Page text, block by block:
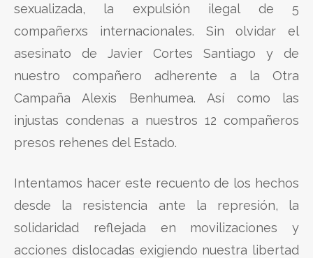
sexualizada, la expulsión ilegal de 5
compañerxs internacionales. Sin olvidar el
asesinato de Javier Cortes Santiago y de
nuestro compañero adherente a la Otra
Campaña Alexis Benhumea. Así como las
injustas condenas a nuestros 12 compañeros
presos rehenes del Estado.
Intentamos hacer este recuento de los hechos
desde la resistencia ante la represión, la
solidaridad reflejada en movilizaciones y
acciones dislocadas exigiendo nuestra libertad